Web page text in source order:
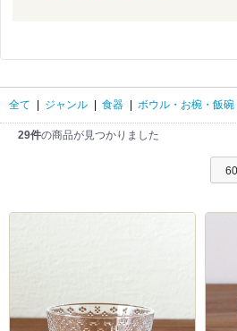
全て | ジャンル | 食器 | ボウル・お椀・飯碗
29件の商品が見つかりました